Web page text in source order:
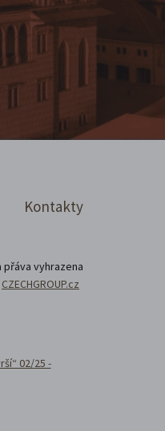
Kontakty
přáva vyhrazena
CZECHGROUP.cz
02/25 -